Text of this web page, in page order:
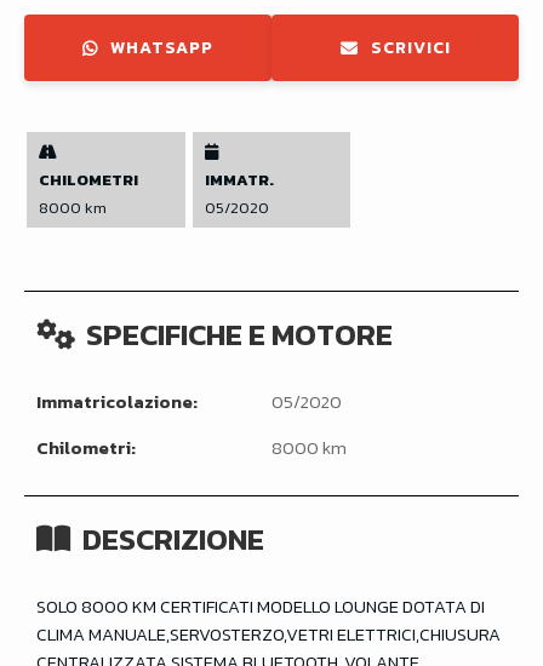
WHATSAPP SCRIVICI
CHILOMETRI
8000 km
IMMATR.
05/2020
SPECIFICHE E MOTORE
Immatricolazione:
05/2020
Chilometri:
8000 km
DESCRIZIONE
SOLO 8000 KM CERTIFICATI MODELLO LOUNGE DOTATA DI
CLIMA MANUALE,SERVOSTERZO,VETRI ELETTRICI,CHIUSURA